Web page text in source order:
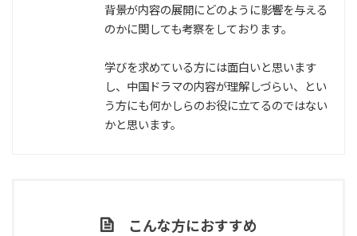
背景が内容の展開にどのように影響を与える
のかに関しても考察をしております。
学びを求めている方には面白いと思います
し、中国ドラマの内容が理解しづらい、とい
う方にも何かしらのお役に立てるのではない
かと思います。
こんな方におすすめ